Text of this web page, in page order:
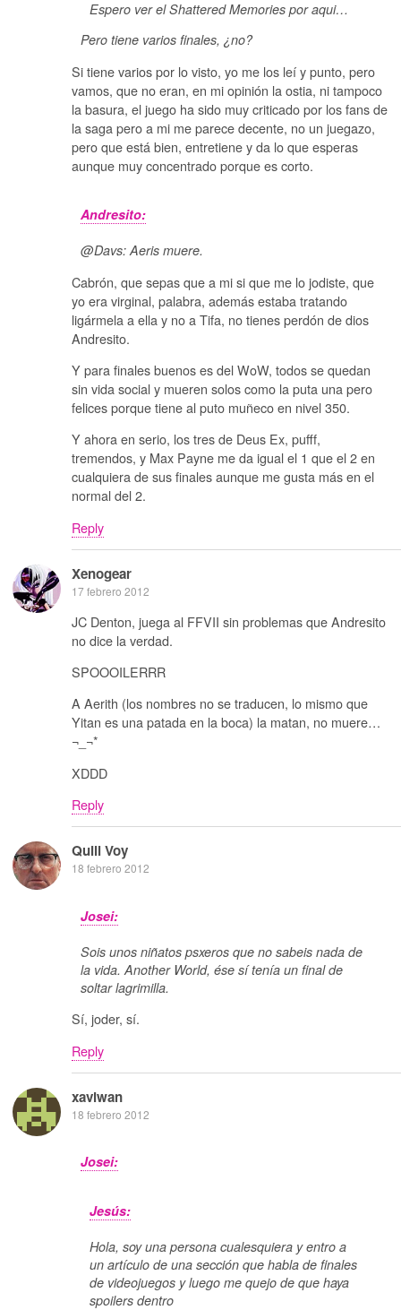
Espero ver el Shattered Memories por aqui…
Pero tiene varios finales, ¿no?
Si tiene varios por lo visto, yo me los leí y punto, pero
vamos, que no eran, en mi opinión la ostia, ni tampoco
la basura, el juego ha sido muy criticado por los fans de
la saga pero a mi me parece decente, no un juegazo,
pero que está bien, entretiene y da lo que esperas
aunque muy concentrado porque es corto.
Andresito:
@Davs: Aeris muere.
Cabrón, que sepas que a mi si que me lo jodiste, que
yo era virginal, palabra, además estaba tratando
ligármela a ella y no a Tifa, no tienes perdón de dios
Andresito.
Y para finales buenos es del WoW, todos se quedan
sin vida social y mueren solos como la puta una pero
felices porque tiene al puto muñeco en nivel 350.
Y ahora en serio, los tres de Deus Ex, pufff,
tremendos, y Max Payne me da igual el 1 que el 2 en
cualquiera de sus finales aunque me gusta más en el
normal del 2.
Reply
Xenogear
17 febrero 2012
JC Denton, juega al FFVII sin problemas que Andresito
no dice la verdad.
SPOOOILERRR
A Aerith (los nombres no se traducen, lo mismo que
Yitan es una patada en la boca) la matan, no muere…
¬_¬*
XDDD
Reply
Quill Voy
18 febrero 2012
Josei:
Sois unos niñatos psxeros que no sabeis nada de
la vida. Another World, ése sí tenía un final de
soltar lagrimilla.
Sí, joder, sí.
Reply
xaviwan
18 febrero 2012
Josei:
Jesús:
Hola, soy una persona cualesquiera y entro a
un artículo de una sección que habla de finales
de videojuegos y luego me quejo de que haya
spoilers dentro